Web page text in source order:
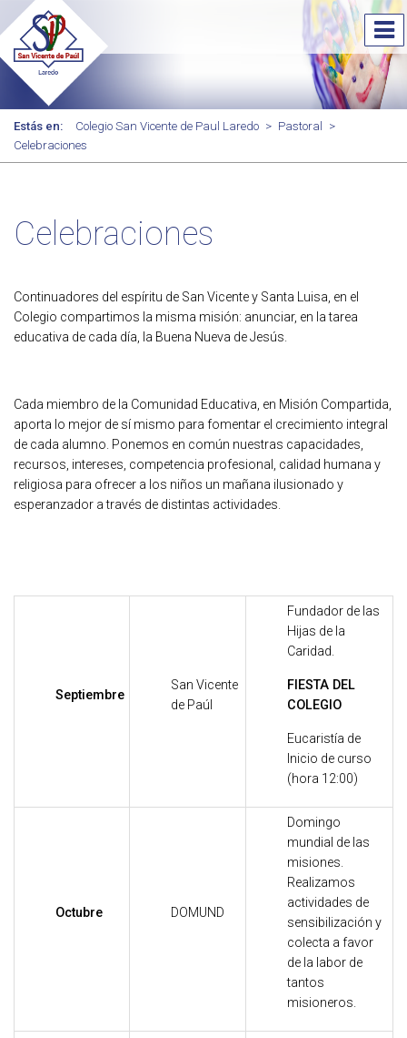
Estás en: Colegio San Vicente de Paul Laredo > Pastoral
>
Celebraciones
Celebraciones
Continuadores del espíritu de San Vicente y Santa Luisa, en el
Colegio compartimos la misma misión: anunciar, en la tarea
educativa de cada día, la Buena Nueva de Jesús.
Cada miembro de la Comunidad Educativa, en Misión Compartida,
aporta lo mejor de sí mismo para fomentar el crecimiento integral
de cada alumno. Ponemos en común nuestras capacidades,
recursos, intereses, competencia profesional, calidad humana y
religiosa para ofrecer a los niños un mañana ilusionado y
esperanzador a través de distintas actividades.
Septiembre
San Vicente
de Paúl
Fundador de las
Hijas de la
Caridad.
FIESTA DEL
COLEGIO
Eucaristía de
Inicio de curso
(hora 12:00)
Octubre DOMUND
Domingo
mundial de las
misiones.
Realizamos
actividades de
sensibilización y
colecta a favor
de la labor de
tantos
misioneros.